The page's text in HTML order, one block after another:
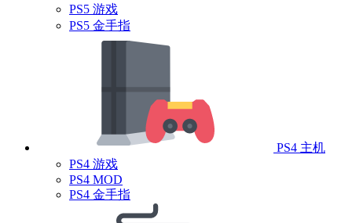
PS5 游戏
PS5 金手指
PS4 主机
PS4 游戏
PS4 MOD
PS4 金手指